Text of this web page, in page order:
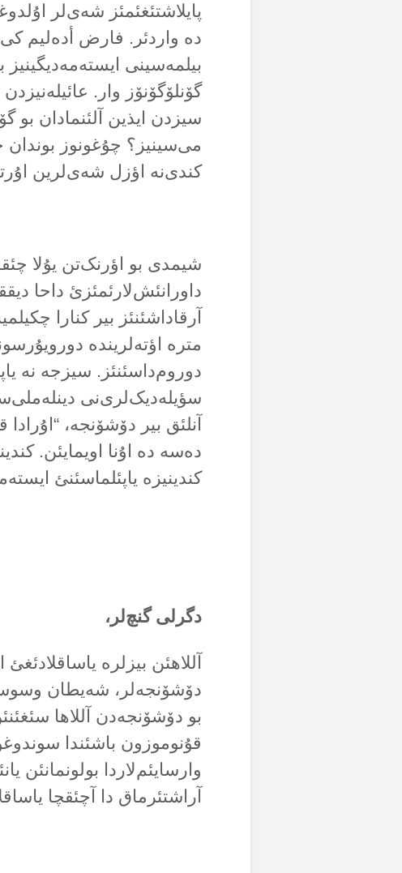
پایلاشتئغئمئز شەی‌لر
دە واردئر. فارض أدەلیم کی،
بیلمەسینی ایستەمەدیگینیز
گۆنلۆگۆنۆز وار.
سیزدن ایذین آلئنمادان بو
می‌سینیز؟ چۇغونوز
کندی‌نە اؤزل شەی‌لرین
شیمدی بو اؤرنک‌تن یۇلا
داورانئش‌لارئمئزئ داحا
آرقاداشئنئز بیر کنارا
مترە اؤتەلریندە
دوروم‌داسئنئز. سیزجە نە
سؤیلەدیک‌لری‌نی
آنلئق بیر دۆشۆنجە،
دەسە دە اۇنا اویمایئن.
کندینیزە یاپئلماسئنئ
دگرلی گنچ‌لر،
آللاهئن بیزلرە
دۆشۆنجەلر، شەیطان
بو دۆشۆنجەدن آللاها
قۇنوموزون باشئندا
وارسایئم‌لاردا بولونمانئن
آراشتئرماق دا آچئقچا